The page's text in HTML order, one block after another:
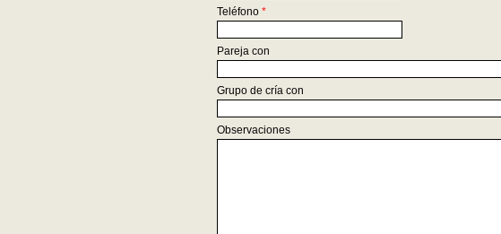
Teléfono *
Pareja con
Grupo de cría con
Observaciones